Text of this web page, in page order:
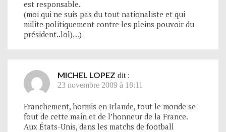
est responsable.
(moi qui ne suis pas du tout nationaliste et qui
milite politiquement contre les pleins pouvoir du
président..lol)…)
MICHEL LOPEZ dit :
23 novembre 2009 à 18:11
Franchement, hormis en Irlande, tout le monde se
fout de cette main et de l’honneur de la France.
Aux États-Unis, dans les matchs de football